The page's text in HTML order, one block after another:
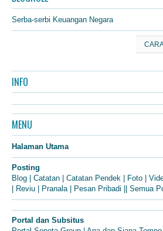
Serba-serbi Keuangan Negara
INFO
MENU
Halaman Utama
Posting
Blog | Catatan | Catatan Pendek | Foto |
| Reviu | Pranala | Pesan Pribadi || Semua
Portal dan Subsitus